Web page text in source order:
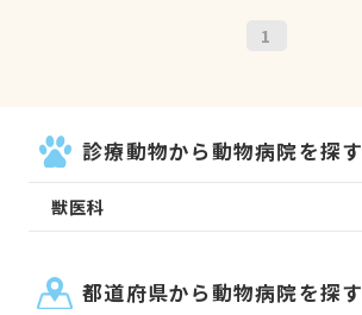
1
診療動物から動物病院を探す
獣医科
都道府県から動物病院を探す